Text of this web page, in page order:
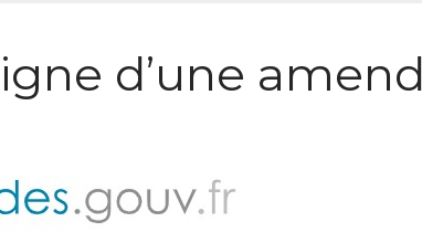
d’une